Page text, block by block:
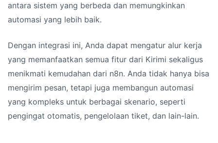
antara sistem yang berbeda dan memungkinkan
automasi yang lebih baik.
Dengan integrasi ini, Anda dapat mengatur alur kerja
yang memanfaatkan semua fitur dari Kirimi sekaligus
menikmati kemudahan dari n8n. Anda tidak hanya bisa
mengirim pesan, tetapi juga membangun automasi
yang kompleks untuk berbagai skenario, seperti
pengingat otomatis, pengelolaan tiket, dan lain-lain.